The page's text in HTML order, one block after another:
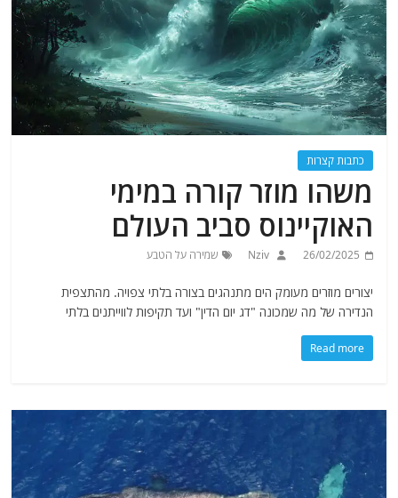
כתבות קצרות
משהו מוזר קורה במימי
האוקיינוס סביב העולם
26/02/2025
Nziv שמירה על הטבע
יצורים מוזרים מעומק הים מתנהגים בצורה בלתי צפויה. מהתצפית
הנדירה של מה שמכונה "דג יום הדין" ועד תקיפות לווייתנים בלתי
Read more